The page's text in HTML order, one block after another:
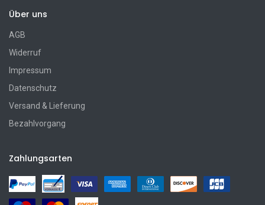
Über uns
AGB
Widerruf
Impressum
Datenschutz
Versand & Lieferung
Bezahlvorgang
Zahlungsarten